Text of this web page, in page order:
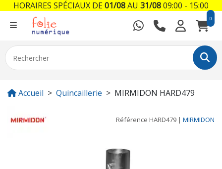
0
Accueil Quincaillerie MIRMIDON HARD479
Référence HARD479 | MIRMIDON
HORAIRES SPÉCIAUX DE01/08AU 31/0809:00 - 15:00